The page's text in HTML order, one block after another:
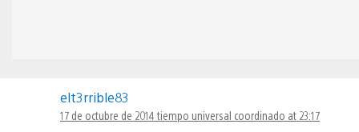
elt3rrible83
17 de octubre de 2014 tiempo universal coordinado at 23:17